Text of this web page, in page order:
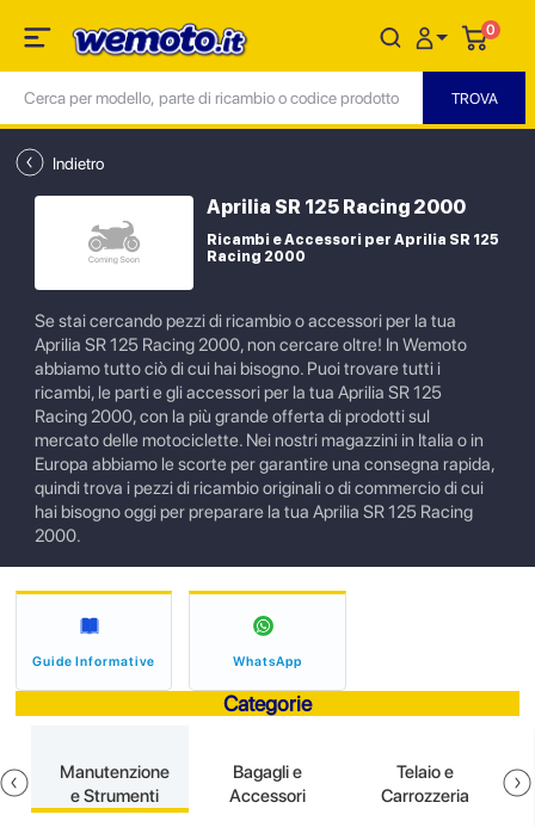
0
Indietro
Aprilia SR 125 Racing 2000
Ricambi e Accessori per Aprilia SR 125
Racing 2000
Se stai cercando pezzi di ricambio o accessori per la tua
Aprilia SR 125 Racing 2000, non cercare oltre! In Wemoto
abbiamo tutto ciò di cui hai bisogno. Puoi trovare tutti i
ricambi, le parti e gli accessori per la tua Aprilia SR 125
Racing 2000, con la più grande offerta di prodotti sul
mercato delle motociclette. Nei nostri magazzini in Italia o in
Europa abbiamo le scorte per garantire una consegna rapida,
quindi trova i pezzi di ricambio originali o di commercio di cui
hai bisogno oggi per preparare la tua Aprilia SR 125 Racing
2000.
Guide Informative WhatsApp
Categorie
Manutenzione
e Strumenti
Bagagli e
Accessori
Telaio e
Carrozzeria